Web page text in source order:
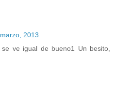
2013
ve igual de bueno1 Un besito,